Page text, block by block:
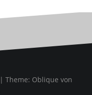
| Theme: Oblique von